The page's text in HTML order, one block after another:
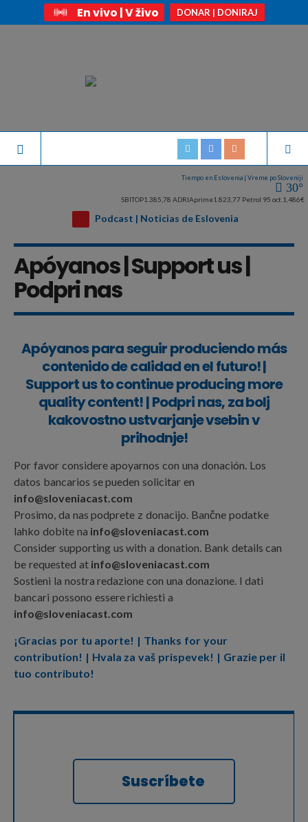
En vivo | V živo DONAR | DONIRAJ
Tiempo en Eslovenia | Vreme po Sloveniji
30°
SBITOP1.385,78 ADRIAprime1.823,77 Petrol 95 oct. 1,486€
Podcast | Noticias de Eslovenia
Apóyanos | Support us |
Podpri nas
Apóyanos para seguir produciendo más
contenido de calidad en el futuro! |
Support us to continue producing more
quality content! | Podpri nas, za bolj
kakovostno ustvarjanje vsebin v
prihodnje!
Por favor considere apoyarnos con una donación. Los
datos bancarios se pueden solicitar en
info@sloveniacast.com
Prosimo, da nas podprete z donacijo. Bančne podatke
lahko dobite na info@sloveniacast.com
Consider supporting us with a donation. Bank details can
be requested at info@sloveniacast.com
Sostieni la nostra redazione con una donazione. I dati
bancari possono essere richiesti a
info@sloveniacast.com
¡Gracias por tu aporte! | Thanks for your
contribution! | Hvala za vaš prispevek! | Grazie per il
tuo contributo!
Suscríbete